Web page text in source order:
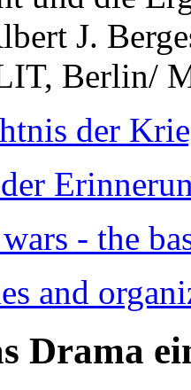
J.
Berlin/
der
- the
and
Drama